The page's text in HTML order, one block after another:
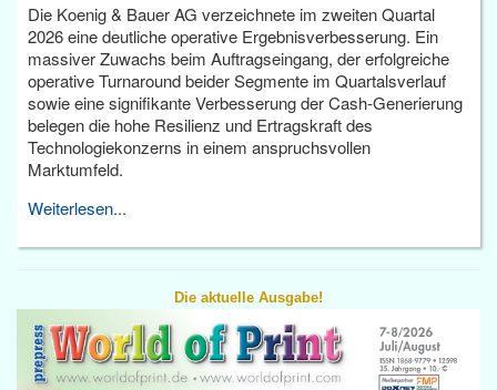
Die Koenig & Bauer AG verzeichnete im zweiten Quartal
2026 eine deutliche operative Ergebnisverbesserung. Ein
massiver Zuwachs beim Auftragseingang, der erfolgreiche
operative Turnaround beider Segmente im Quartalsverlauf
sowie eine signifikante Verbesserung der Cash-Generierung
belegen die hohe Resilienz und Ertragskraft des
Technologiekonzerns in einem anspruchsvollen
Marktumfeld.
Weiterlesen...
Die aktuelle Ausgabe!